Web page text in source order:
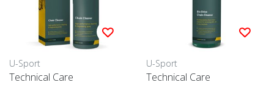
U-Sport
Technical Care
U-Sport
Technical Care